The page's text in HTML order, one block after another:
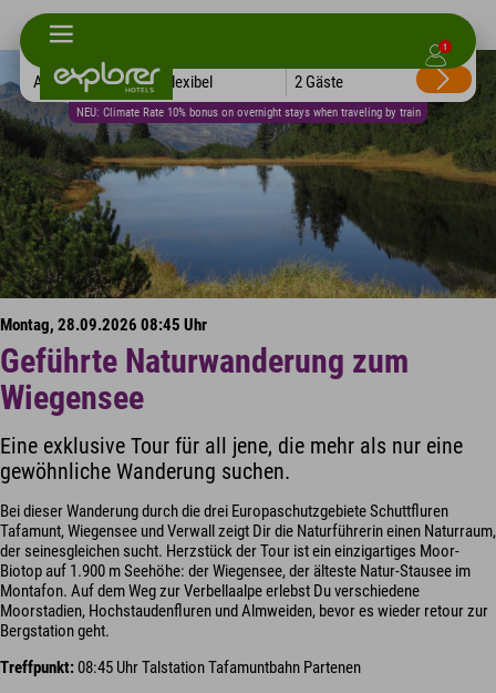
1
NEU: Climate Rate 10% bonus on overnight stays when traveling by train
Alle Hotels Flexibel 2 Gäste
Montag, 28.09.2026 08:45 Uhr
Geführte Naturwanderung zum
Wiegensee
Eine exklusive Tour für all jene, die mehr als nur eine
gewöhnliche Wanderung suchen.
Bei dieser Wanderung durch die drei Europaschutzgebiete Schuttfluren
Tafamunt, Wiegensee und Verwall zeigt Dir die Naturführerin einen Naturraum,
der seinesgleichen sucht. Herzstück der Tour ist ein einzigartiges Moor-
Biotop auf 1.900 m Seehöhe: der Wiegensee, der älteste Natur-Stausee im
Montafon. Auf dem Weg zur Verbellaalpe erlebst Du verschiedene
Moorstadien, Hochstaudenfluren und Almweiden, bevor es wieder retour zur
Bergstation geht.
Treffpunkt:08:45 Uhr Talstation Tafamuntbahn Partenen